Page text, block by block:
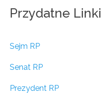
Przydatne Linki
Sejm RP
Senat RP
Prezydent RP